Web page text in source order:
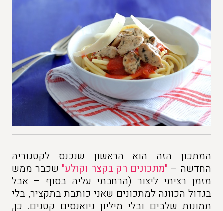
המתכון הזה הוא הראשון שנכנס לקטגוריה
החדשה – "מתכונים רק בקצר וקולע" שכבר ממש
מזמן רציתי ליצור (הרחבתי עליה בסוף – אבל
בגדול הכוונה למתכונים שאני כותבת בתקציר, בלי
תמונות שלבים ובלי מיליון ניואנסים קטנים. כן,